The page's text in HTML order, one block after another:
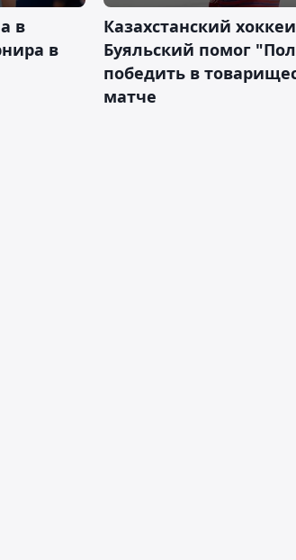
в
в
Казахстанский
Буяльский помог
победить в
матче